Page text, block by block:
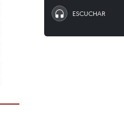
ESCUCHAR